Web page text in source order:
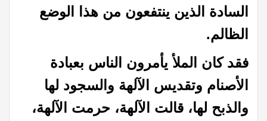
السادة الذين ينتفعون من هذا الوضع
الظالم.
فقد كان الملأ يأمرون الناس بعبادة
الأصنام وتقديس الآلهة والسجود لها
والذبح لها، قالت الآلهة، حرمت الآلهة،